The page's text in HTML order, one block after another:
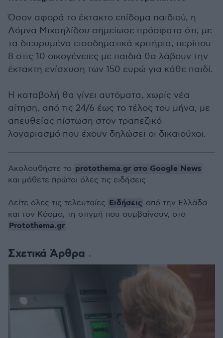
Όσον αφορά το έκτακτο επίδομα παιδιού, η
Δόμνα Μιχαηλίδου σημείωσε πρόσφατα ότι, με
τα διευρυμένα εισοδηματικά κριτήρια, περίπου
8 στις 10 οικογένειες με παιδιά θα λάβουν την
έκτακτη ενίσχυση των 150 ευρώ για κάθε παιδί.
Η καταβολή θα γίνει αυτόματα, χωρίς νέα
αίτηση, από τις 24/6 έως το τέλος του μήνα, με
απευθείας πίστωση στον τραπεζικό
λογαριασμό που έχουν δηλώσει οι δικαιούχοι.
Σχετικά Άρθρα
Ακολουθήστε το protothema.gr στο Google News
και μάθετε πρώτοι όλες τις ειδήσεις
Δείτε όλες τις τελευταίες Ειδήσεις από την Ελλάδα
και τον Κόσμο, τη στιγμή που συμβαίνουν, στο
Protothema.gr